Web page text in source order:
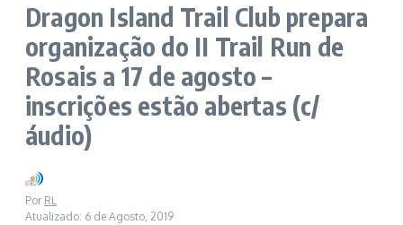
Dragon Island Trail Club prepara
organização do II Trail Run de
Rosais a 17 de agosto –
inscrições estão abertas (c/
áudio)
Por RL
Atualizado: 6 de Agosto, 2019